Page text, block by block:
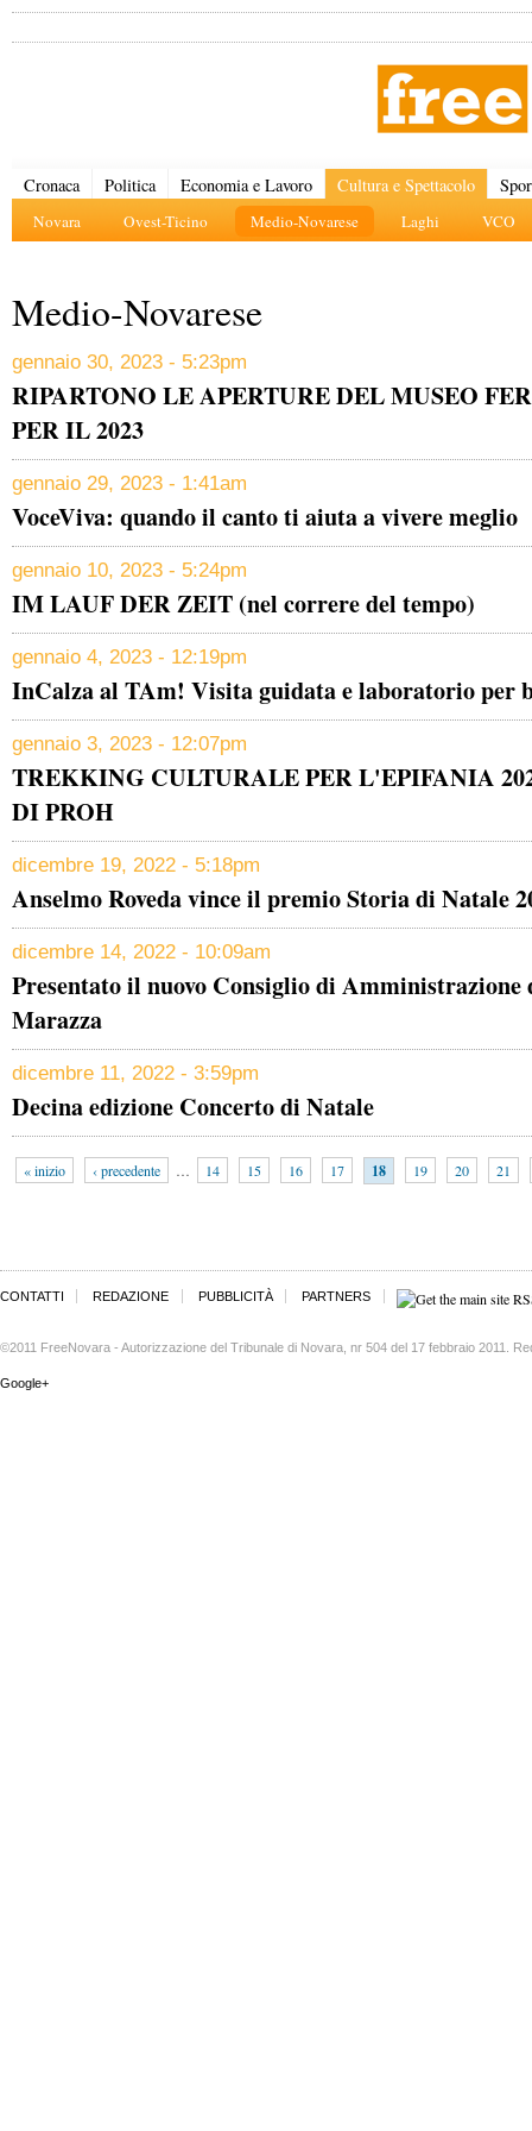
Cronaca Politica Economia e Lavoro Cultura e Spettacolo
Novara Ovest-Ticino Medio-Novarese Laghi VCO
Medio-Novarese
gennaio 30, 2023 - 5:23pm
RIPARTONO LE APERTURE DEL MUSEO
PER IL 2023
gennaio 29, 2023 - 1:41am
VoceViva: quando il canto ti aiuta a vivere meglio
gennaio 10, 2023 - 5:24pm
IM LAUF DER ZEIT (nel correre del tempo)
gennaio 4, 2023 - 12:19pm
InCalza al TAm! Visita guidata e laboratorio per
gennaio 3, 2023 - 12:07pm
TREKKING CULTURALE PER L'EPIFANIA
DI PROH
dicembre 19, 2022 - 5:18pm
Anselmo Roveda vince il premio Storia di Natale
dicembre 14, 2022 - 10:09am
Presentato il nuovo Consiglio di Amministrazione
Marazza
dicembre 11, 2022 - 3:59pm
Decina edizione Concerto di Natale
« inizio ‹ precedente … 14 15 16 17 18 19 20 21
CONTATTI REDAZIONE PUBBLICITÀ PARTNERS
©2011 FreeNovara - Autorizzazione del Tribunale di Novara, nr 504 del 17 febbraio 2011.
Google+